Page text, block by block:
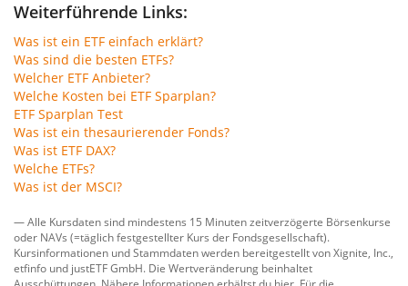
Weiterführende Links:
Was ist ein ETF einfach erklärt?
Was sind die besten ETFs?
Welcher ETF Anbieter?
Welche Kosten bei ETF Sparplan?
ETF Sparplan Test
Was ist ein thesaurierender Fonds?
Was ist ETF DAX?
Welche ETFs?
Was ist der MSCI?
— Alle Kursdaten sind mindestens 15 Minuten zeitverzögerte Börsenkurse
oder NAVs (=täglich festgestellter Kurs der Fondsgesellschaft).
Kursinformationen und Stammdaten werden bereitgestellt vonXignite, Inc.
etfinfo und justETF GmbH. Die Wertveränderung beinhaltet